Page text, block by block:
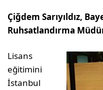
Çiğdem Sarıyıldız,
Ruhsatlandırma
Lisans
eğitimini
İstanbul